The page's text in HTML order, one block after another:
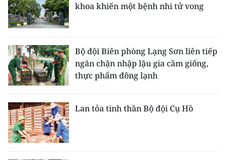
khoa khiến một bệnh nhi tử vong
Bộ đội Biên phòng Lạng Sơn liên tiếp
ngăn chặn nhập lậu gia cầm giống,
thực phẩm đông lạnh
Lan tỏa tinh thần Bộ đội Cụ Hồ